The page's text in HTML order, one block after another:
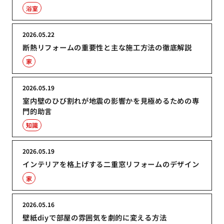
浴室
断熱リフォームの重要性と主な施工方法の徹底解説
2026.05.22
家
室内壁のひび割れが地震の影響かを見極めるための専
門的助言
2026.05.19
知識
インテリアを格上げする二重窓リフォームのデザイン
2026.05.19
家
壁紙diyで部屋の雰囲気を劇的に変える方法
2026.05.16